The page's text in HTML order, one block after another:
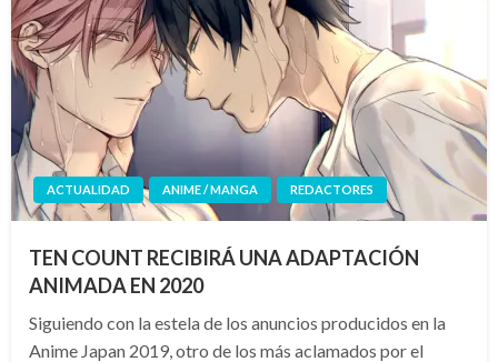
ACTUALIDAD ANIME / MANGA REDACTORES
TEN COUNT RECIBIRÁ UNA ADAPTACIÓN
ANIMADA EN 2020
Siguiendo con la estela de los anuncios producidos en la
Anime Japan 2019, otro de los más aclamados por el